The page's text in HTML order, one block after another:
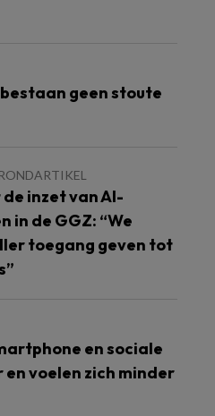
geen stoute
inzet van AI-
in de GGZ: “We
toegang geven tot
en sociale
voelen zich minder